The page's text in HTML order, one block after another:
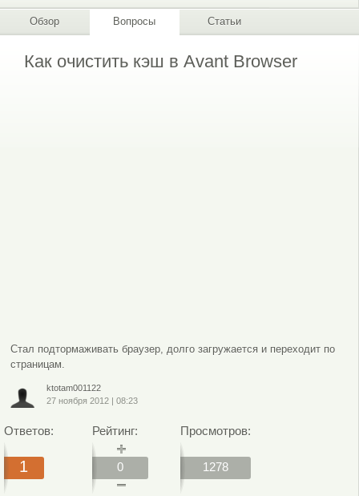
Обзор Вопросы Статьи
Как очистить кэш в Avant Browser
Стал подтормаживать браузер, долго загружается и переходит по
страницам.
ktotam001122
27 ноября 2012| 08:23
Ответов:
1
Рейтинг:
0
Просмотров:
1278